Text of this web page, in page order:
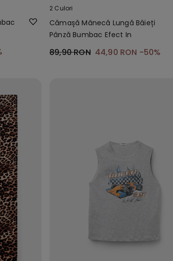
2 Culori
Cămașă Mânecă Lungă Băieți
Pânză Bumbac Efect In
89,90 RON 44,90 RON -50%